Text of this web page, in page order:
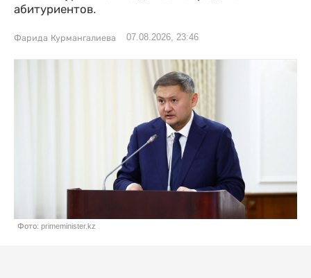
абитуриентов.
Фарида Курмангалиева 07.08.2026, 23:46
Фото: primeminister.kz